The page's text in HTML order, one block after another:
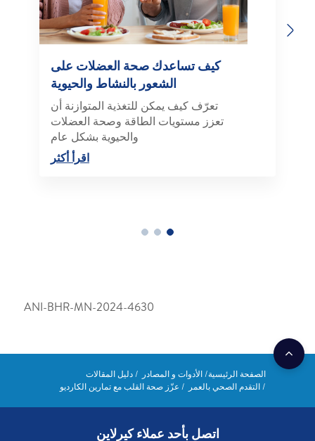
Previous
كيف تساعدك صحة العضلات على
الشعور بالنشاط والحيوية
تعرّف كيف يمكن للتغذية المتوازنة أن
تعزز مستويات الطاقة وصحة العضلات
والحيوية بشكل عام
اقرأ أكثر
ANI-BHR-MN-2024-4630
الصفحة الرئيسية الأدوات و المصادر
دليل المقالات
التقدم الصحي بالعمر
عزّز صحة القلب مع تمارين الكارديو
اتصل بأحد عملاء كيرلاين